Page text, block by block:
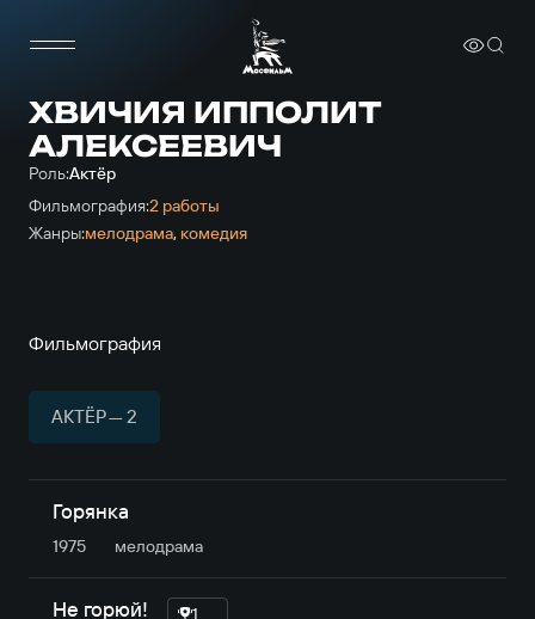
ХВИЧИЯ ИППОЛИТ
АЛЕКСЕЕВИЧ
Роль:Актёр
Фильмография:2 работы
Жанры:мелодрама, комедия
Фильмография
АКТЁР — 2
Горянка
1975 мелодрама
Не горюй!
1